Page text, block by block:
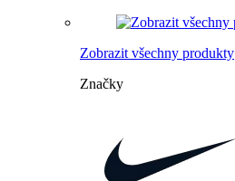
Zobrazit všechny produkty
Značky